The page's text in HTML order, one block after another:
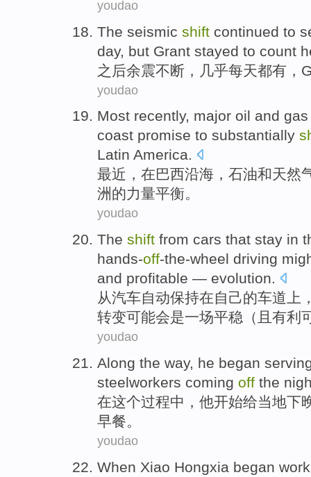
youdao
The seismic shift continued to
day, but Grant stayed to count
之后余震不断 ， 几乎每天都有，
youdao
Most recently, major oil and gas
coast promise to substantially
Latin America.
最近 ， 在巴西沿海 ， 石油和天然
洲 的力量平衡。
youdao
The shift from cars that stay in
hands-off-the-wheel driving
and profitable — evolution.
从汽车自动保持在自己的车道上
转变可能会是一场平稳 （ 且 有利
youdao
Along the way, he began
steelworkers coming off the
在这个过程中， 他开始给当地下
早餐。
youdao
When Xiao Hongxia began